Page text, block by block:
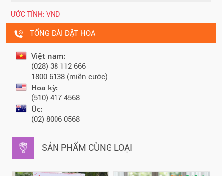
ƯỚC TÍNH: VND
TỔNG ĐÀI ĐẶT HOA
Việt nam:
(028) 38 112 666
1800 6138 (miễn cước)
Hoa kỳ:
(510) 417 4568
Úc:
(02) 8006 0568
SẢN PHẨM CÙNG LOẠI